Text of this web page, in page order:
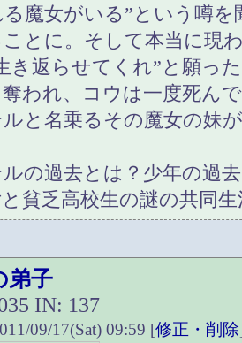
る魔女がいる”という噂
とに。そして本当に現
き返らせてくれ”と願っ
われ、コウは一度死ん
と名乗るその魔女の妹
の過去とは？少年の過
貧乏高校生の謎の共同
弟子
IN: 137
09/17(Sat) 09:59 [修正・削除